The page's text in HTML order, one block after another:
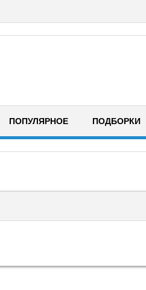
ПОПУЛЯРНОЕ ПОДБОРКИ